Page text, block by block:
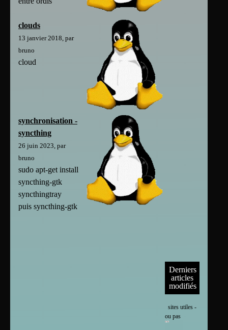
clouds
13 janvier 2018, par
bruno
cloud
synchronisation -
syncthing
26 juin 2023, par
bruno
sudo apt-get install
syncthing-gtk
syncthingtray
puis syncthing-gtk
Derniers
articles
modifiés
sites utiles -
ou pas